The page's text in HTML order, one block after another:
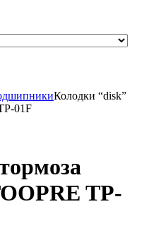
Колодки “disk”
01F
TP-